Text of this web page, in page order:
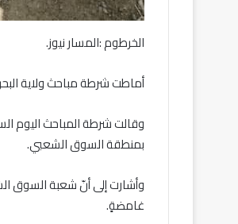
الخرطوم :المسار نيوز.
أماطت شرطة مباحث ولاية
وقالت شرطة المباحث اليوم
بمنطقة السوق الشعبي.
وأشارت إلى أنّ شعبة السوق
غامضةٍ.